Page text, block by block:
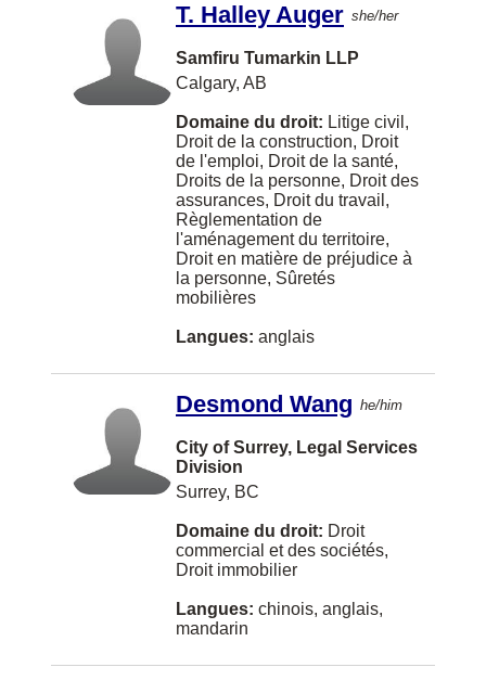
Yukon
Autre
North Vancouver
Halifax
Saskatoon
Richmond
Mississauga
Kamloops
Fredericton
Nanaimo
New Westminster
Markham
St. John's
Italien
Allemand
Arabique
Philippin
Tagalog-philippines
Japonnais
Hongrois
Droit aérien
Droit bancaire
Droit commercial américain
Droit commercial et des sociétés
Droit constitutionnel
Droit criminel
Droit de l'accès à l'information
Droit de l'agriculture
Droit de l'emploi
Droit de l'immigration
Droit de l'éducation
Droit de la concurrence
Droit de la construction
Droit de la famille
Droit de la famille - services dégroupés
T. Halley Auger she/her
Samfiru Tumarkin LLP
Calgary, AB
Domaine du droit: Litige civil,
Droit de la construction, Droit
de l'emploi, Droit de la santé,
Droits de la personne, Droit des
assurances, Droit du travail,
Règlementation de
l'aménagement du territoire,
Droit en matière de préjudice à
la personne, Sûretés
mobilières
Langues: anglais
Desmond Wang he/him
City of Surrey, Legal Services
Division
Surrey, BC
Domaine du droit: Droit
commercial et des sociétés,
Droit immobilier
Langues: chinois, anglais,
mandarin